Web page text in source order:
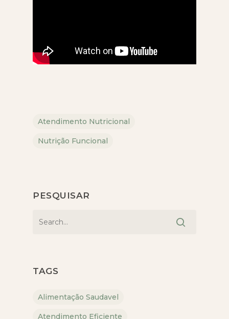
Atendimento Nutricional
Nutrição Funcional
PESQUISAR
TAGS
Alimentação Saudavel
Atendimento Eficiente